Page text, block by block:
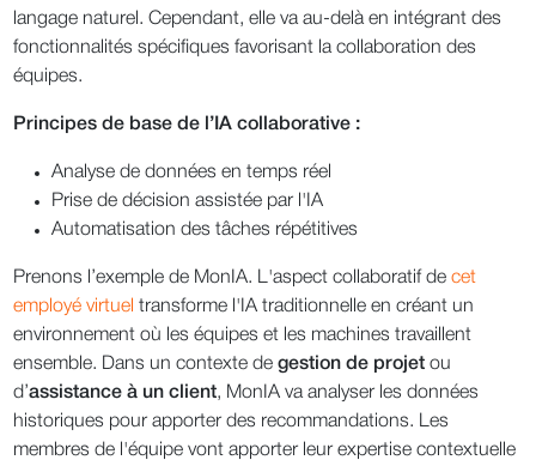
langage naturel. Cependant, elle va au-delà en intégrant des
fonctionnalités spécifiques favorisant la collaboration des
équipes.
Principes de base de l’IA collaborative :
Analyse de données en temps réel
Prise de décision assistée par l'IA
Automatisation des tâches répétitives
Prenons l’exemple de MonIA. L'aspect collaboratif decet
employé virtuel transforme l'IA traditionnelle en créant un
environnement où les équipes et les machines travaillent
ensemble. Dans un contexte degestion de projet ou
d’assistance à un client, MonIA va analyser les données
historiques pour apporter des recommandations. Les
membres de l'équipe vont apporter leur expertise contextuelle